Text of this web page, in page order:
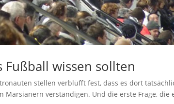
wissen sollten
stellen verblüfft fest, dass es dort
Marsianern verständigen. Und die erste Frage, die